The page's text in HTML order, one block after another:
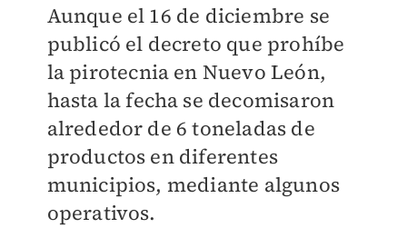
Aunque el 16 de diciembre se
publicó el decreto que prohíbe
la pirotecnia en Nuevo León,
hasta la fecha se decomisaron
alrededor de 6 toneladas de
productos en diferentes
municipios, mediante algunos
operativos.